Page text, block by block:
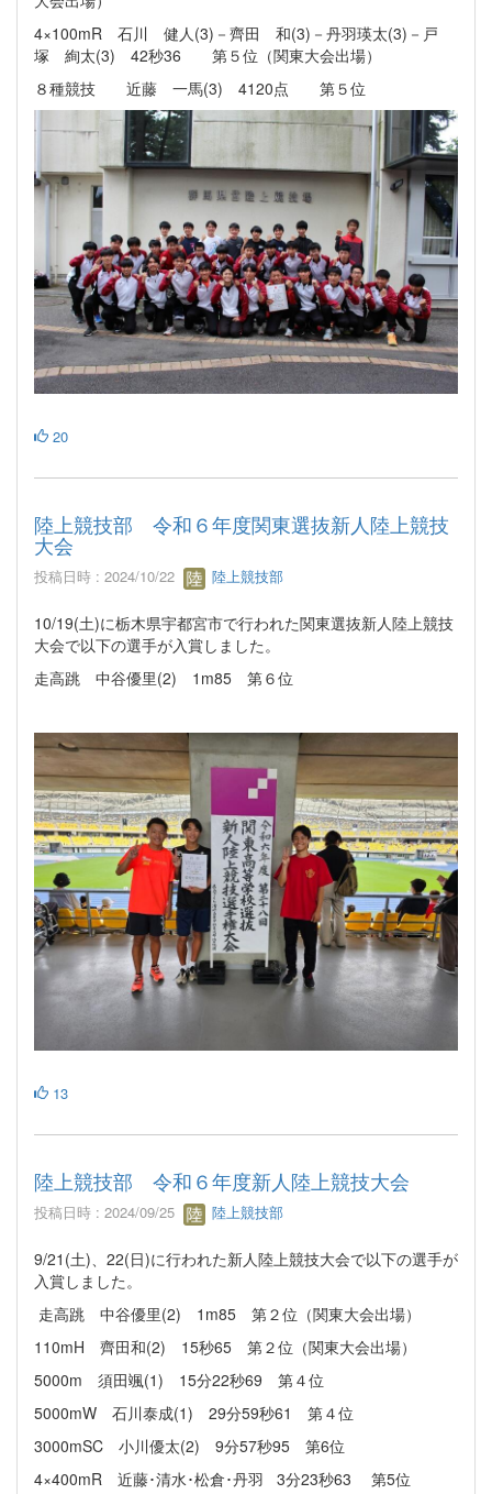
4×100mR 石川 健人(3)－齊田 和(3)－丹羽瑛太(3)－戸
塚 絢太(3) 42秒36 第５位（関東大会出場）
８種競技 近藤 一馬(3) 4120点 第５位
20
陸上競技部 令和６年度関東選抜新人陸上競技
大会
投稿日時 : 2024/10/22 陸上競技部
10/19(土)に栃木県宇都宮市で行われた関東選抜新人陸上競技
大会で以下の選手が入賞しました。
走高跳 中谷優里(2) 1m85 第６位
13
陸上競技部 令和６年度新人陸上競技大会
投稿日時 : 2024/09/25 陸上競技部
9/21(土)、22(日)に行われた新人陸上競技大会で以下の選手が
入賞しました。
走高跳 中谷優里(2) 1m85 第２位（関東大会出場）
110mH 齊田和(2) 15秒65 第２位（関東大会出場）
5000m 須田颯(1) 15分22秒69 第４位
5000mW 石川泰成(1) 29分59秒61 第４位
3000mSC 小川優太(2) 9分57秒95 第6位
4×400mR 近藤･清水･松倉･丹羽 3分23秒63 第5位